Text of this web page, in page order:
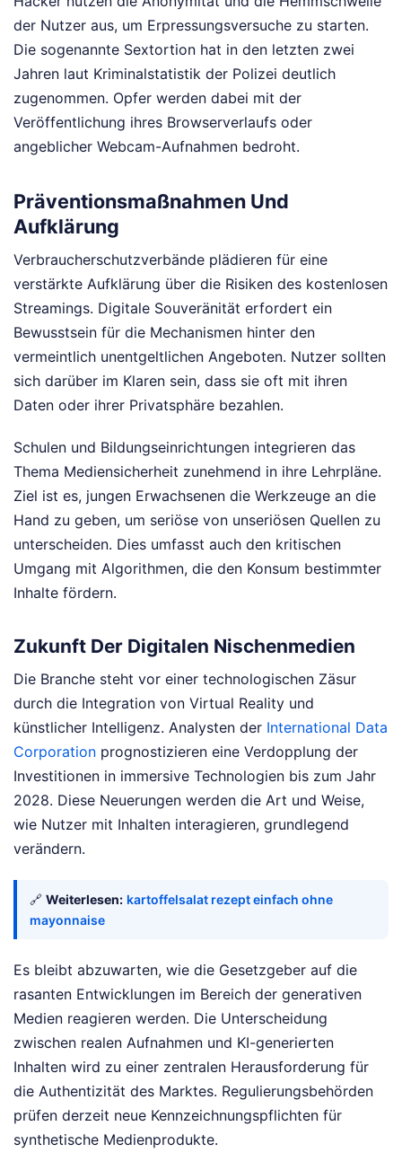
der Nutzer aus, um Erpressungsversuche zu starten.
Die sogenannte Sextortion hat in den letzten zwei
Jahren laut Kriminalstatistik der Polizei deutlich
zugenommen. Opfer werden dabei mit der
Veröffentlichung ihres Browserverlaufs oder
angeblicher Webcam-Aufnahmen bedroht.
Präventionsmaßnahmen Und
Aufklärung
Verbraucherschutzverbände plädieren für eine
verstärkte Aufklärung über die Risiken des kostenlosen
Streamings. Digitale Souveränität erfordert ein
Bewusstsein für die Mechanismen hinter den
vermeintlich unentgeltlichen Angeboten. Nutzer sollten
sich darüber im Klaren sein, dass sie oft mit ihren
Daten oder ihrer Privatsphäre bezahlen.
Schulen und Bildungseinrichtungen integrieren das
Thema Mediensicherheit zunehmend in ihre Lehrpläne.
Ziel ist es, jungen Erwachsenen die Werkzeuge an die
Hand zu geben, um seriöse von unseriösen Quellen zu
unterscheiden. Dies umfasst auch den kritischen
Umgang mit Algorithmen, die den Konsum bestimmter
Inhalte fördern.
Zukunft Der Digitalen Nischenmedien
Die Branche steht vor einer technologischen Zäsur
durch die Integration von Virtual Reality und
künstlicher Intelligenz. Analysten der International Data
Corporation prognostizieren eine Verdopplung der
Investitionen in immersive Technologien bis zum Jahr
2028. Diese Neuerungen werden die Art und Weise,
wie Nutzer mit Inhalten interagieren, grundlegend
verändern.
🔗 Weiterlesen: kartoffelsalat rezept einfach ohne
mayonnaise
Es bleibt abzuwarten, wie die Gesetzgeber auf die
rasanten Entwicklungen im Bereich der generativen
Medien reagieren werden. Die Unterscheidung
zwischen realen Aufnahmen und KI-generierten
Inhalten wird zu einer zentralen Herausforderung für
die Authentizität des Marktes. Regulierungsbehörden
prüfen derzeit neue Kennzeichnungspflichten für
synthetische Medienprodukte.